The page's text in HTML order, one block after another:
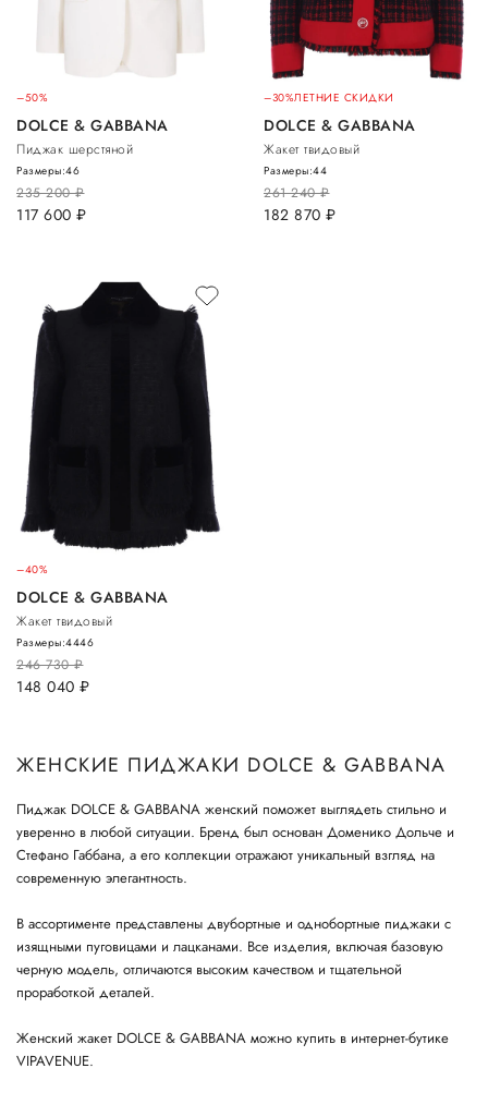
–50%
DOLCE & GABBANA
Пиджак шерстяной
235 200руб.
117 600 руб.
Размеры:46
–30%ЛЕТНИЕ СКИДКИ
DOLCE & GABBANA
Жакет твидовый
261 240руб.
182 870 руб.
Размеры:44
–40%
DOLCE & GABBANA
Жакет твидовый
246 730руб.
148 040 руб.
Размеры:4446
ЖЕНСКИЕ ПИДЖАКИ DOLCE & GABBANA
Пиджак DOLCE & GABBANA женский поможет выглядеть стильно и
уверенно в любой ситуации. Бренд был основан Доменико Дольче и
Стефано Габбана, а его коллекции отражают уникальный взгляд на
современную элегантность.
В ассортименте представлены двубортные и однобортные пиджаки с
изящными пуговицами и лацканами. Все изделия, включая базовую
черную модель, отличаются высоким качеством и тщательной
проработкой деталей.
Женский жакет DOLCE & GABBANA можно купить в интернет-бутике
VIPAVENUE.